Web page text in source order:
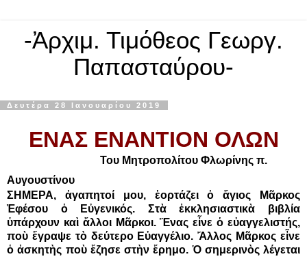
-Ἀρχιμ. Τιμόθεος Γεωργ.
Παπασταύρου-
Δευτέρα 28 Ιανουαρίου 2019
ΕΝΑΣ ΕΝΑΝΤΙΟΝ ΟΛΩΝ
Του Μητροπολίτου Φλωρίνης π.
Αυγουστίνου
ΣΗΜΕΡΑ, ἀγαπητοί μου, ἑορτάζει ὁ ἅγιος Μᾶρκος
Ἐφέσου ὁ Εὐγενικός. Στὰ ἐκκλησιαστικὰ βιβλία
ὑπάρχουν καὶ ἄλλοι Μᾶρκοι. Ἕνας εἶνε ὁ εὐαγγελιστής,
ποὺ ἔγραψε τὸ δεύτερο Εὐαγγέλιο. Ἄλλος Μᾶρκος εἶνε
ὁ ἀσκητὴς ποὺ ἔζησε στὴν ἔρημο. Ὁ σημερινὸς λέγεται